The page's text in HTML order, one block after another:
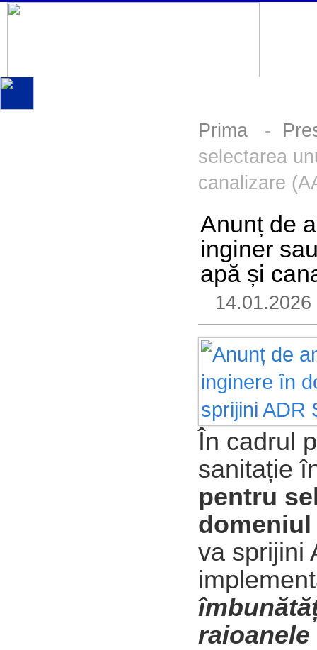
Prima -
selectarea
canalizare
Anunț de
inginer
apă și
14.01.2026
În cadrul
sanitație
pentru
va sprijini